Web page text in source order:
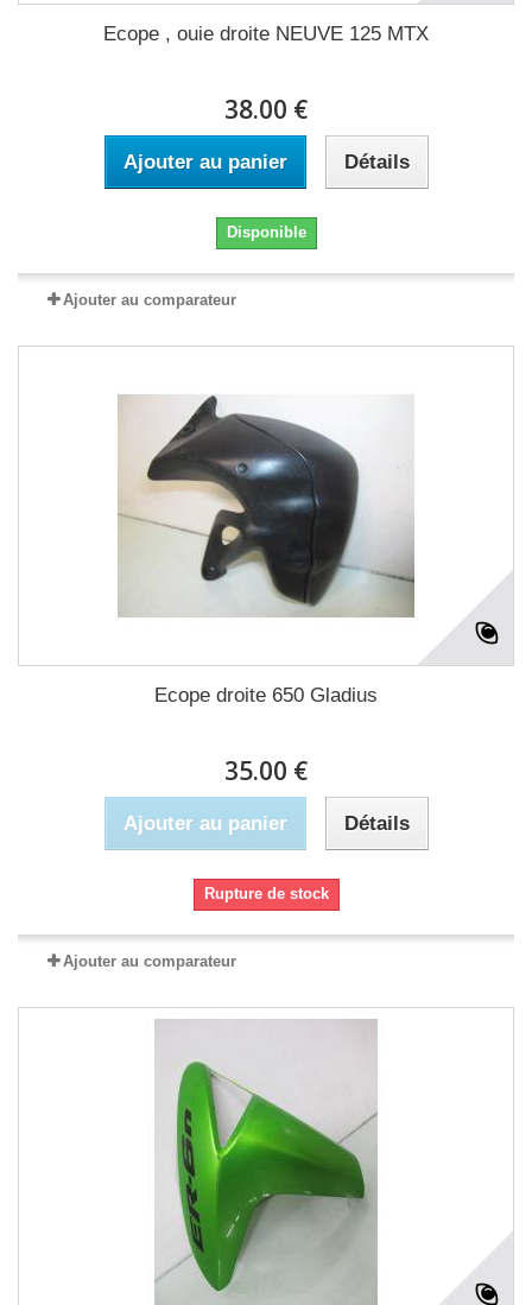
Ecope , ouie droite NEUVE 125 MTX
38.00 €
Ajouter au panier Détails
Disponible
Ajouter au comparateur
Ecope droite 650 Gladius
35.00 €
Ajouter au panier Détails
Rupture de stock
Ajouter au comparateur